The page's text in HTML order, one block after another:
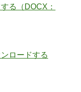
る（DOCX：
ロードする